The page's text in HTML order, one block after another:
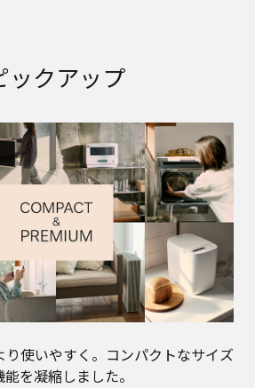
ックアップ
り使いやすく。コンパクトなサイズ
を凝縮しました。